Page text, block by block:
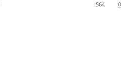
0
564